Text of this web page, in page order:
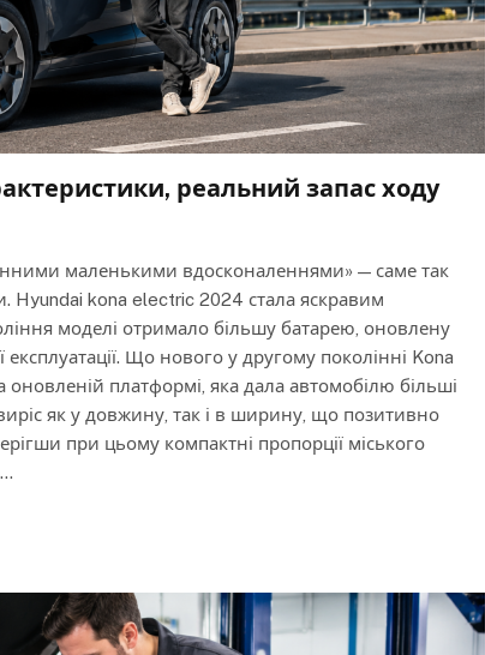
реальний запас ходу
маленькими вдосконаленнями» — саме так
Hyundai kona electric 2024 стала яскравим
моделі отримало більшу батарею, оновлену
Що нового у другому поколінні Kona
платформі, яка дала автомобілю більші
як у довжину, так і в ширину, що позитивно
при цьому компактні пропорції міського